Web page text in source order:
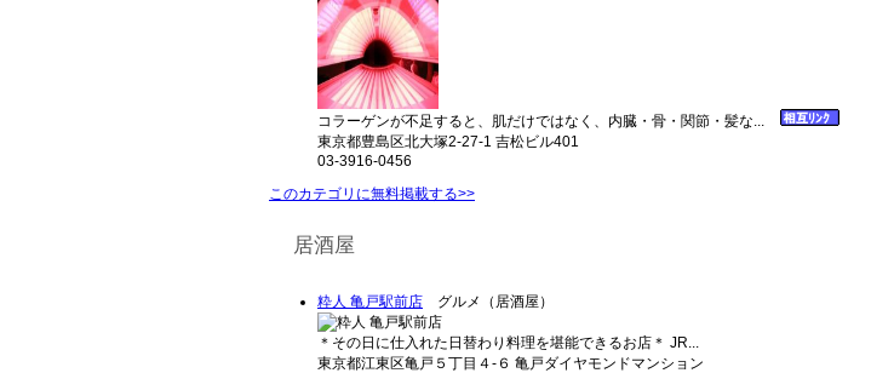
コラーゲンが不足すると、肌だけではなく、内臓・骨・関節・髪な...
東京都豊島区北大塚2-27-1 吉松ビル401
03-3916-0456
このカテゴリに無料掲載する>>
居酒屋
粋人 亀戸駅前店 グルメ（居酒屋）
＊その日に仕入れた日替わり料理を堪能できるお店＊ JR...
東京都江東区亀戸５丁目４-６ 亀戸ダイヤモンドマンション